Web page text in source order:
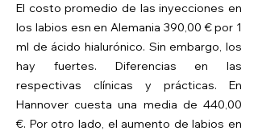
El costo promedio de las inyecciones en
los labios esn en Alemania 390,00 € por 1
ml de ácido hialurónico. Sin embargo, los
hay fuertes. Diferencias en las
respectivas clínicas y prácticas. En
Hannover cuesta una media de 440,00
€. Por otro lado, el aumento de labios en